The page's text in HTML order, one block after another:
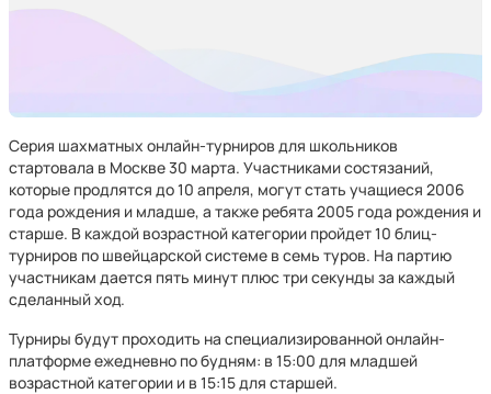
Серия шахматных онлайн-турниров для школьников
стартовала в Москве 30 марта. Участниками состязаний,
которые продлятся до 10 апреля, могут стать учащиеся 2006
года рождения и младше, а также ребята 2005 года рождения и
старше. В каждой возрастной категории пройдет 10 блиц-
турниров по швейцарской системе в семь туров. На партию
участникам дается пять минут плюс три секунды за каждый
сделанный ход.
Турниры будут проходить на специализированной онлайн-
платформе ежедневно по будням: в 15:00 для младшей
возрастной категории и в 15:15 для старшей.